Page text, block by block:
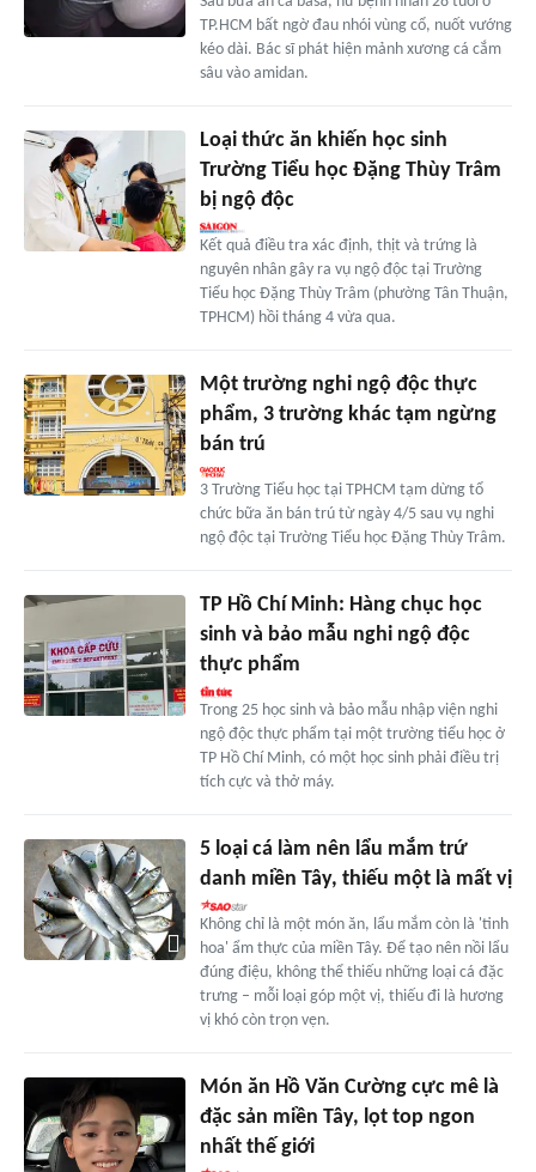
TP.HCM bất ngờ đau nhói vùng cổ, nuốt vướng
kéo dài. Bác sĩ phát hiện mảnh xương cá cắm
sâu vào amidan.
Loại thức ăn khiến học sinh
Trường Tiểu học Đặng Thùy Trâm
bị ngộ độc
Kết quả điều tra xác định, thịt và trứng là
nguyên nhân gây ra vụ ngộ độc tại Trường
Tiểu học Đặng Thùy Trâm (phường Tân Thuận,
TPHCM) hồi tháng 4 vừa qua.
Một trường nghi ngộ độc thực
phẩm, 3 trường khác tạm ngừng
bán trú
3 Trường Tiểu học tại TPHCM tạm dừng tổ
chức bữa ăn bán trú từ ngày 4/5 sau vụ nghi
ngộ độc tại Trường Tiểu học Đặng Thùy Trâm.
TP Hồ Chí Minh: Hàng chục học
sinh và bảo mẫu nghi ngộ độc
thực phẩm
Trong 25 học sinh và bảo mẫu nhập viện nghi
ngộ độc thực phẩm tại một trường tiểu học ở
TP Hồ Chí Minh, có một học sinh phải điều trị
tích cực và thở máy.
5 loại cá làm nên lẩu mắm trứ
danh miền Tây, thiếu một là mất vị
Không chỉ là một món ăn, lẩu mắm còn là 'tinh
hoa' ẩm thực của miền Tây. Để tạo nên nồi lẩu
đúng điệu, không thể thiếu những loại cá đặc
trưng – mỗi loại góp một vị, thiếu đi là hương
vị khó còn trọn vẹn.
Món ăn Hồ Văn Cường cực mê là
đặc sản miền Tây, lọt top ngon
nhất thế giới